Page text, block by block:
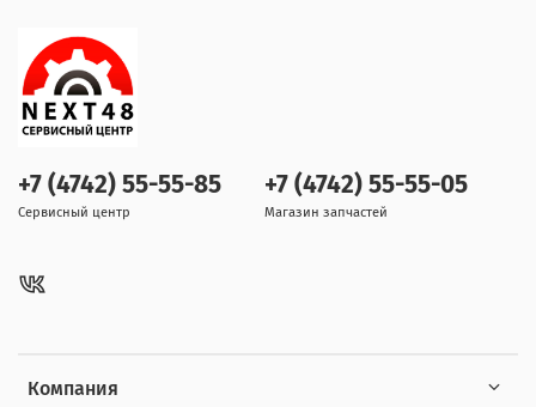
Компания
+7 (4742) 55-55-85
Сервисный центр
+7 (4742) 55-55-05
Магазин запчастей